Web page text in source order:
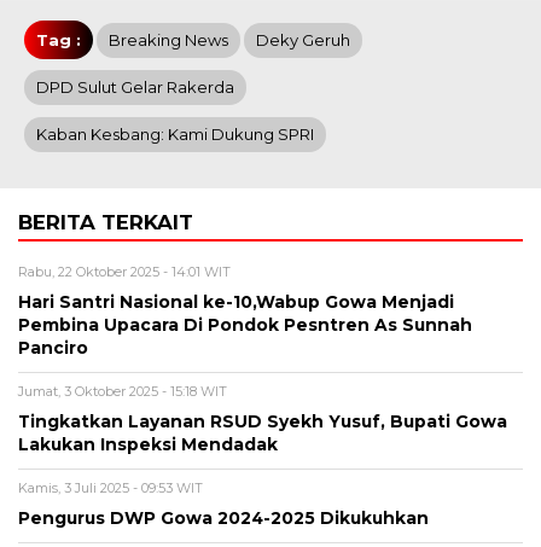
Tag : Breaking News Deky Geruh
DPD Sulut Gelar Rakerda
Kaban Kesbang: Kami Dukung SPRI
BERITA TERKAIT
Rabu, 22 Oktober 2025 - 14:01 WIT
Hari Santri Nasional ke-10,Wabup Gowa Menjadi
Pembina Upacara Di Pondok Pesntren As Sunnah
Panciro
Jumat, 3 Oktober 2025 - 15:18 WIT
Tingkatkan Layanan RSUD Syekh Yusuf, Bupati Gowa
Lakukan Inspeksi Mendadak
Kamis, 3 Juli 2025 - 09:53 WIT
Pengurus DWP Gowa 2024-2025 Dikukuhkan